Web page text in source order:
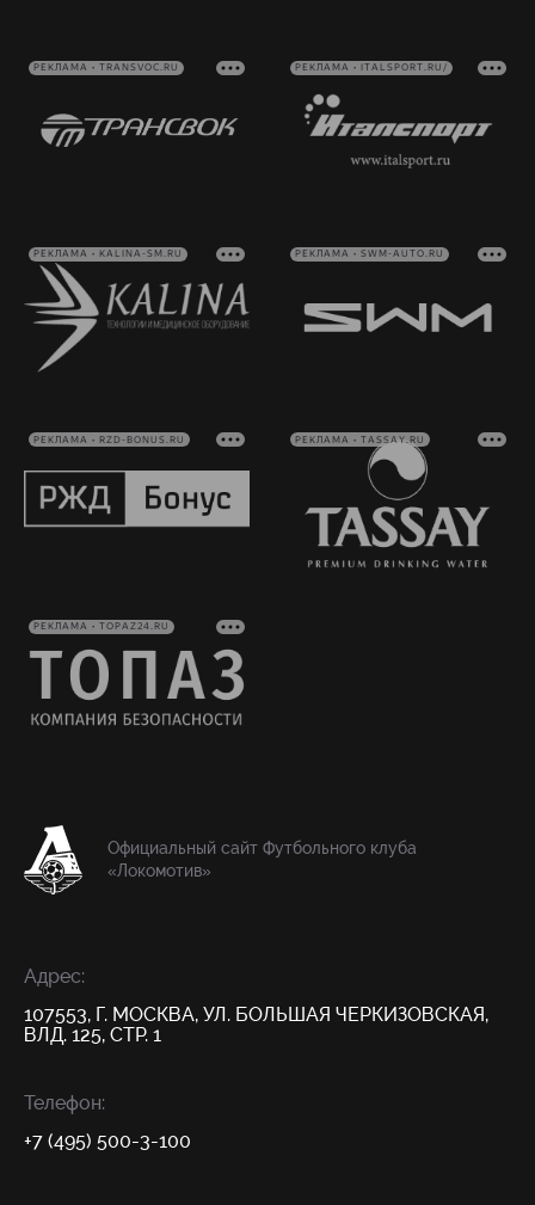
РЕКЛАМА • TRANSVOC.RU РЕКЛАМА • ITALSPORT.RU/
РЕКЛАМА • KALINA-SM.RU РЕКЛАМА • SWM-AUTO.RU
РЕКЛАМА • RZD-BONUS.RU РЕКЛАМА • TASSAY.RU
РЕКЛАМА • TOPAZ24.RU
Официальный сайт Футбольного клуба
«Локомотив»
Адрес:
107553, Г. МОСКВА, УЛ. БОЛЬШАЯ ЧЕРКИЗОВСКАЯ,
ВЛД. 125, СТР. 1
Телефон:
+7 (495) 500-3-100